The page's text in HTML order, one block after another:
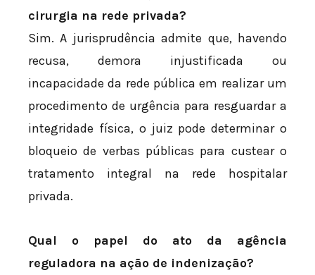
cirurgia na rede privada?
Sim. A jurisprudência admite que, havendo
recusa, demora injustificada ou
incapacidade da rede pública em realizar um
procedimento de urgência para resguardar a
integridade física, o juiz pode determinar o
bloqueio de verbas públicas para custear o
tratamento integral na rede hospitalar
privada.
Qual o papel do ato da agência
reguladora na ação de indenização?